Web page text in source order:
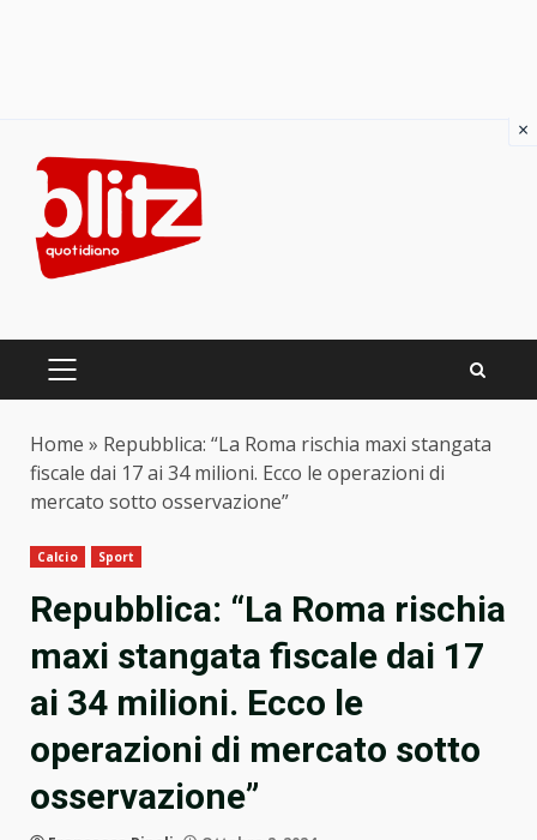
content
PRIMARY
Home » Repubblica: “La Roma rischia maxi stangata
fiscale dai 17 ai 34 milioni. Ecco le operazioni di
mercato sotto osservazione”
Calcio Sport
Repubblica: “La Roma rischia
maxi stangata fiscale dai 17
ai 34 milioni. Ecco le
operazioni di mercato sotto
osservazione”
×